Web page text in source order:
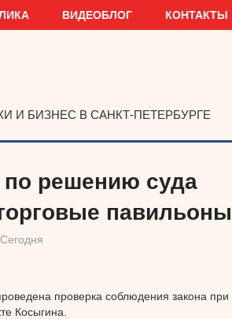
ВИДЕОБЛОГ КОНТАКТЫ
И БИЗНЕС В САНКТ-ПЕТЕРБУРГЕ
решению суда
павильоны
Сегодня
проверка соблюдения закона при
Косыгина.